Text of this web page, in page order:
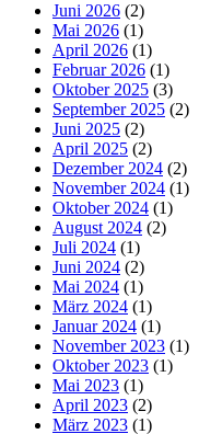
Juni 2026 (2)
Mai 2026 (1)
April 2026 (1)
Februar 2026 (1)
Oktober 2025 (3)
September 2025 (2)
Juni 2025 (2)
April 2025 (2)
Dezember 2024 (2)
November 2024 (1)
Oktober 2024 (1)
August 2024 (2)
Juli 2024 (1)
Juni 2024 (2)
Mai 2024 (1)
März 2024 (1)
Januar 2024 (1)
November 2023 (1)
Oktober 2023 (1)
Mai 2023 (1)
April 2023 (2)
März 2023 (1)